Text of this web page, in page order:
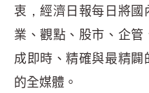
衷，經濟日報每日將
業、觀點、股市、企
成即時、精確與最精
的全媒體。